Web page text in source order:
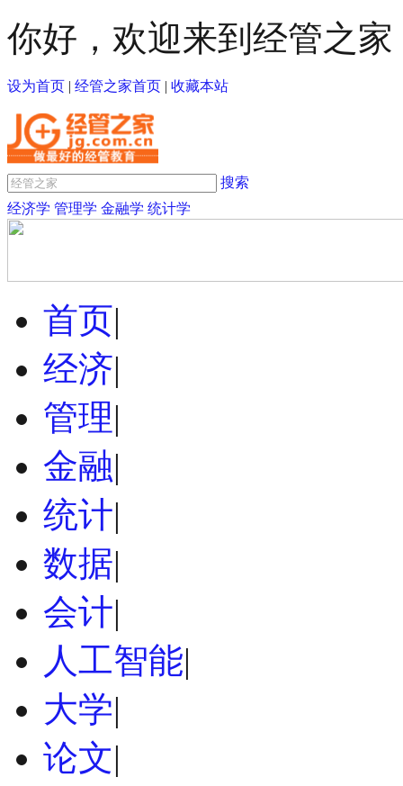
你好，欢迎来到经管之家
设为首页 | 经管之家首页 | 收藏本站
搜索
经济学 管理学 金融学 统计学
首页|
经济|
管理|
金融|
统计|
数据|
会计|
人工智能|
大学|
论文|